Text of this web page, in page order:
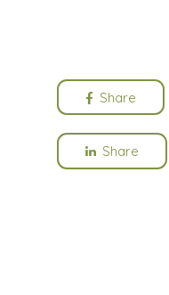
Share
Share